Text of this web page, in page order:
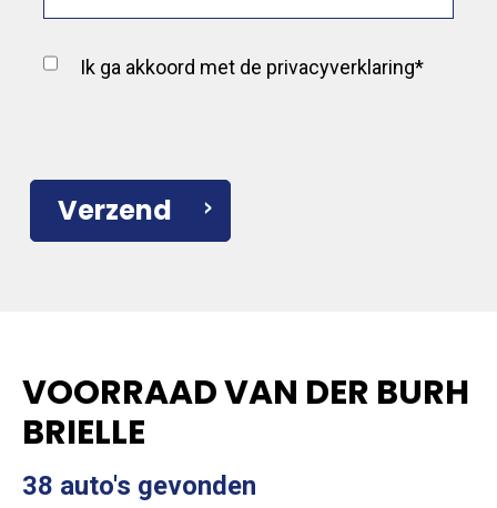
Ik ga akkoord met de privacyverklaring*
Verzend
VOORRAAD VAN DER BURH
BRIELLE
38 auto's gevonden